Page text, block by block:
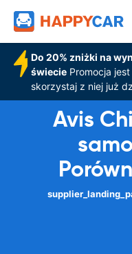
Do 20% zniżki na
świeciePromocja jest
skorzystaj z niej już
Avis